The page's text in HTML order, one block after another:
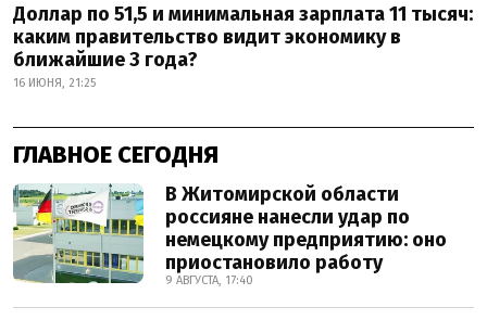
Доллар по 51,5 и минимальная зарплата 11 тысяч:
каким правительство видит экономику в
ближайшие 3 года?
16 ИЮНЯ, 21:25
ГЛАВНОЕ СЕГОДНЯ
В Житомирской области
россияне нанесли удар по
немецкому предприятию: оно
приостановило работу
9 АВГУСТА, 17:40